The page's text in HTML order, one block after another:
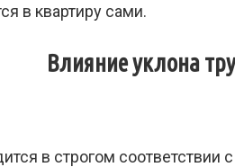
в квартиру сами.
Влияние уклона
в строгом